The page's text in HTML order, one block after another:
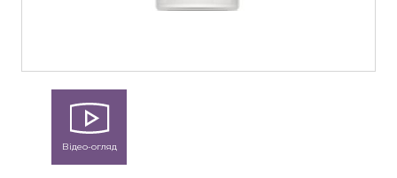
Відео-огляд